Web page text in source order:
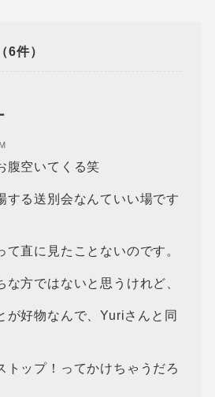
（6件）
腹空いてくる笑
する送別会なんていい場です
て直に見たことないのです。
な方ではないと思うけれど、
が好物なんで、Yuriさんと同
トップ！ってかけちゃうだろ